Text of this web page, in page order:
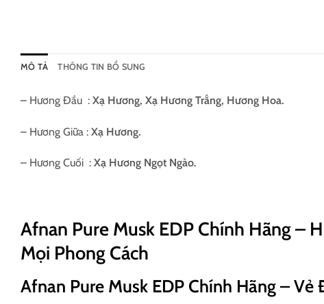
MÔ TẢ THÔNG TIN BỔ SUNG
– Hương Đầu : Xạ Hương, Xạ Hương Trắng, Hương Hoa.
– Hương Giữa : Xạ Hương.
– Hương Cuối : Xạ Hương Ngọt Ngào.
Afnan Pure Musk EDP Chính Hãng –
Mọi Phong Cách
Afnan Pure Musk EDP Chính Hãng –